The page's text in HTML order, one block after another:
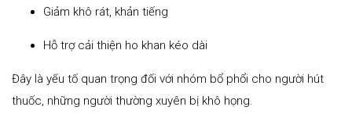
Giảm khô rát, khản tiếng
Hỗ trợ cải thiện ho khan kéo dài
Đây là yếu tố quan trọng đối với nhóm bổ phổi cho người hút
thuốc, những người thường xuyên bị khô họng.